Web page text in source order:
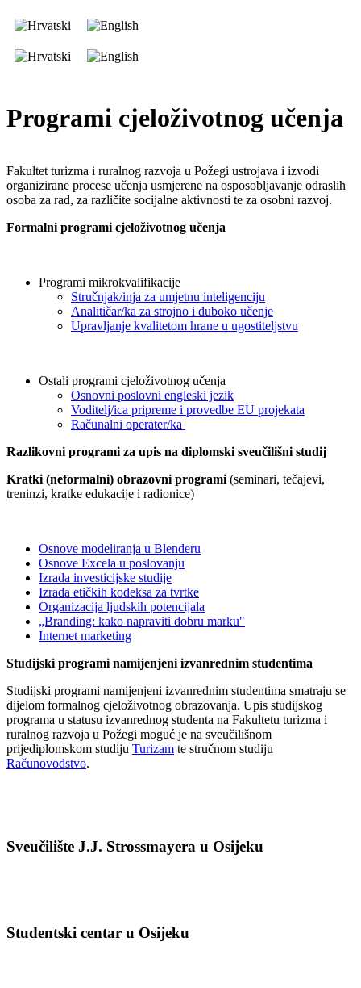
Programi cjeloživotnog učenja
Fakultet turizma i ruralnog razvoja u Požegi ustrojava i izvodi
organizirane procese učenja usmjerene na osposobljavanje odraslih
osoba za rad, za različite socijalne aktivnosti te za osobni razvoj.
Formalni programi cjeloživotnog učenja
Programi mikrokvalifikacije
Stručnjak/inja za umjetnu inteligenciju
Analitičar/ka za strojno i duboko učenje
Upravljanje kvalitetom hrane u ugostiteljstvu
Ostali programi cjeloživotnog učenja
Osnovni poslovni engleski jezik
Voditelj/ica pripreme i provedbe EU projekata
Računalni operater/ka
Razlikovni programi za upis na diplomski sveučilišni studij
Kratki (neformalni) obrazovni programi (seminari, tečajevi,
treninzi, kratke edukacije i radionice)
Osnove modeliranja u Blenderu
Osnove Excela u poslovanju
Izrada investicijske studije
Izrada etičkih kodeksa za tvrtke
Organizacija ljudskih potencijala
„Branding: kako napraviti dobru marku"
Internet marketing
Studijski programi namijenjeni izvanrednim studentima
Studijski programi namijenjeni izvanrednim studentima smatraju se
dijelom formalnog cjeloživotnog obrazovanja. Upis studijskog
programa u statusu izvanrednog studenta na Fakultetu turizma i
ruralnog razvoja u Požegi moguć je na sveučilišnom
prijediplomskom studiju Turizam te stručnom studiju
Računovodstvo.
Sveučilište J.J. Strossmayera u Osijeku
Studentski centar u Osijeku